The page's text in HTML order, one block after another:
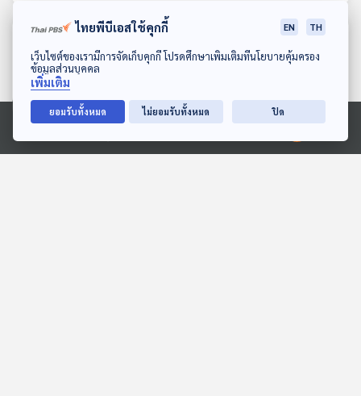
ดาวน์โหลด Thai PBS Podcast Application
Ⓒ 2020 องค์การกระจายเสียงและแพร่ภาพสาธารณะแห่งประเทศไทย
ตอนที่เกี่ยวข้อง
ไทยพีบีเอสใช้คุกกี้ EN TH
เว็บไซต์ของเรามีการจัดเก็บคุกกี้ โปรดศึกษาเพิ่มเติมที่นโยบายคุ้มครอง
ข้อมูลส่วนบุคคล
เพิ่มเติม
ยอมรับทั้งหมด ไม่ยอมรับทั้งหมด ปิด